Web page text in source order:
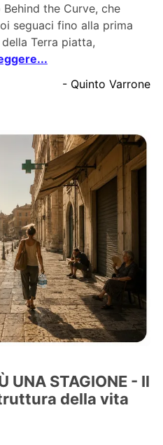
the Curve, che
seguaci fino alla prima
Terra piatta,
- Quinto Varrone
UNA STAGIONE - Il
della vita